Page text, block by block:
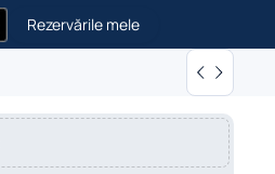
Rezervările mele